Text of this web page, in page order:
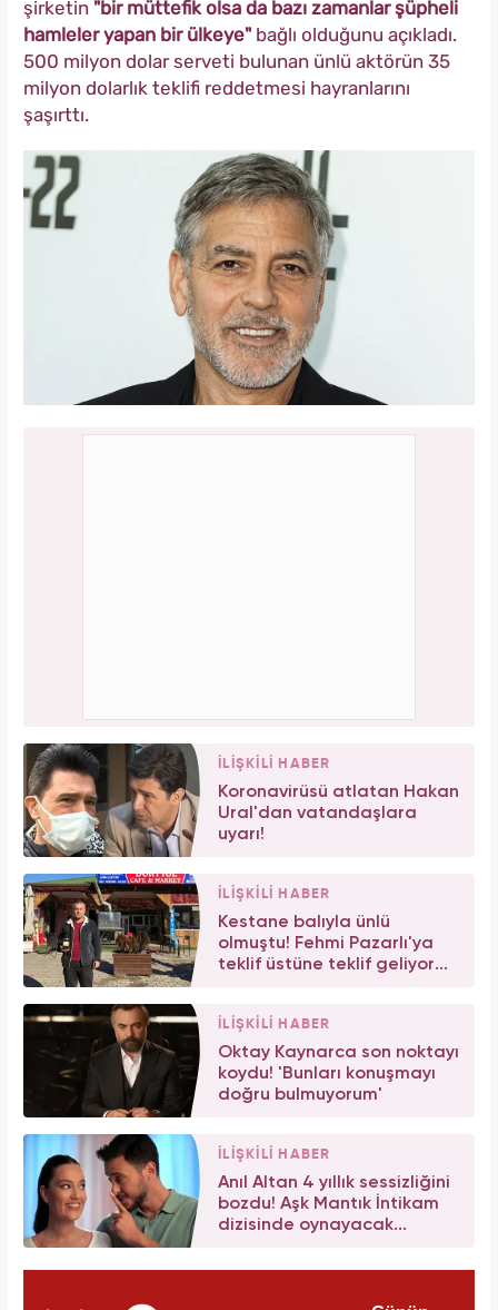
şirketin "bir müttefik olsa da bazı zamanlar şüpheli
hamleler yapan bir ülkeye" bağlı olduğunu açıkladı.
500 milyon dolar serveti bulunan ünlü aktörün 35
milyon dolarlık teklifi reddetmesi hayranlarını
şaşırttı.
İLİŞKİLİ HABER
Koronavirüsü atlatan Hakan
Ural'dan vatandaşlara
uyarı!
İLİŞKİLİ HABER
Kestane balıyla ünlü
olmuştu! Fehmi Pazarlı'ya
teklif üstüne teklif geliyor...
İLİŞKİLİ HABER
Oktay Kaynarca son noktayı
koydu! 'Bunları konuşmayı
doğru bulmuyorum'
İLİŞKİLİ HABER
Anıl Altan 4 yıllık sessizliğini
bozdu! Aşk Mantık İntikam
dizisinde oynayacak...